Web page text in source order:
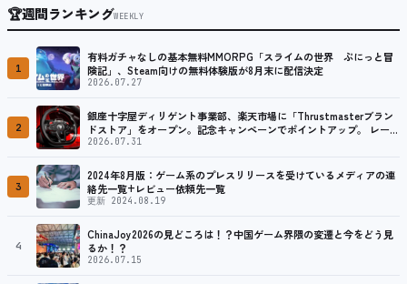
🏆週間ランキングWEEKLY
1
有料ガチャなしの基本無料MMORPG「スライムの世界 ぷにっと冒
険記」、Steam向けの無料体験版が8月末に配信決定
2026.07.27
2
銀座十字屋ディリゲント事業部、楽天市場に「Thrustmasterブラン
ドストア」をオープン。記念キャンペーンでポイントアップ。 レーシ
ング／フライトシム向けコントローラーを中心に、幅広くラインナッ
2026.07.31
3
2024年8月版：ゲーム系のプレスリリースを受けているメディアの連
絡先一覧+レビュー依頼先一覧
更新 2024.08.19
4
ChinaJoy2026の見どころは！？中国ゲーム界隈の変遷と今をどう見
るか！？
2026.07.15